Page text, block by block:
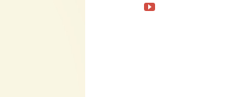
